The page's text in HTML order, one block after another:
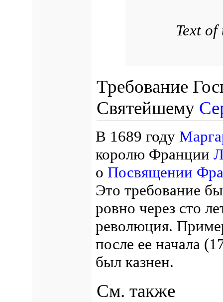
Text
Требование
Святейшему
В 1689 году
королю Франции
о Посвящении
Это требование
ровно через сто
революция.
после ее начала
был казнен.
См. также